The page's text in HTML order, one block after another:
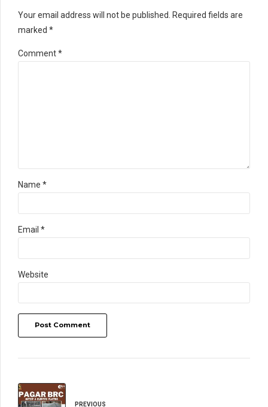
Your email address will not be published. Required fields are
marked *
Comment*
Name *
Email *
Website
Post Comment
PREVIOUS